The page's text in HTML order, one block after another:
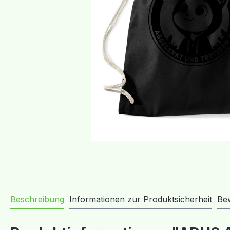
Beschreibung Informationen zur Produktsicherheit